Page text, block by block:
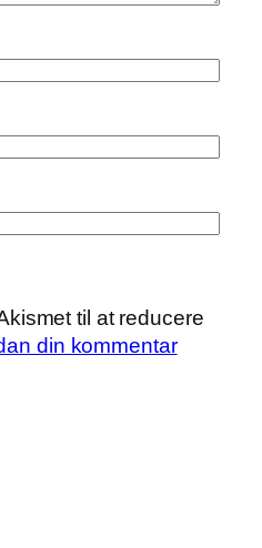
til at reducere
din kommentar